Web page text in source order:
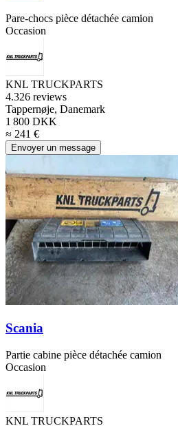
Pare-chocs pièce détachée camion
Occasion
KNL TRUCKPARTS
4.326 reviews
Tappernøje, Danemark
1 800 DKK
≈ 241 €
Envoyer un message
Scania
Partie cabine pièce détachée camion
Occasion
KNL TRUCKPARTS